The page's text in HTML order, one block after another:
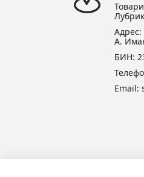
Адрес:
А.
БИН:
Email: